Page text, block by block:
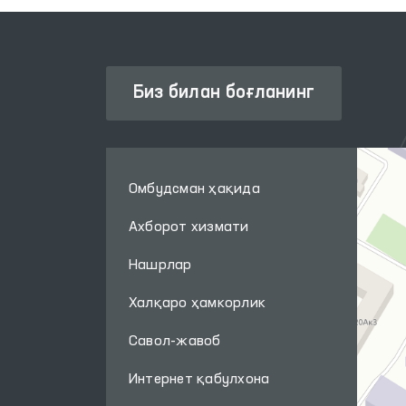
Биз билан боғланинг
Омбудсман ҳақида
Ахборот хизмати
Нашрлар
Халқаро ҳамкорлик
Савол-жавоб
Интернет қабулхона